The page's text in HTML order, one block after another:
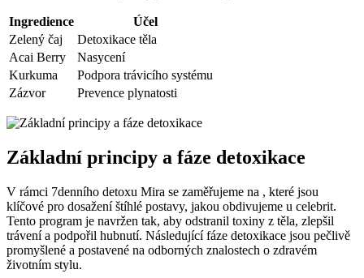
Ingredience
Účel
Zelený čaj
Detoxikace těla
Acai Berry
Nasycení
Kurkuma
Podpora trávicího systému
Zázvor
Prevence plynatosti
Základní principy a fáze detoxikace
V rámci 7denního detoxu Mira se zaměřujeme na , které jsou
klíčové pro dosažení štíhlé postavy, jakou obdivujeme u celebrit.
Tento program je navržen tak, aby odstranil toxiny z těla, zlepšil
trávení a podpořil hubnutí. Následující fáze detoxikace jsou pečlivě
promyšlené a postavené na odborných znalostech o zdravém
životním stylu.